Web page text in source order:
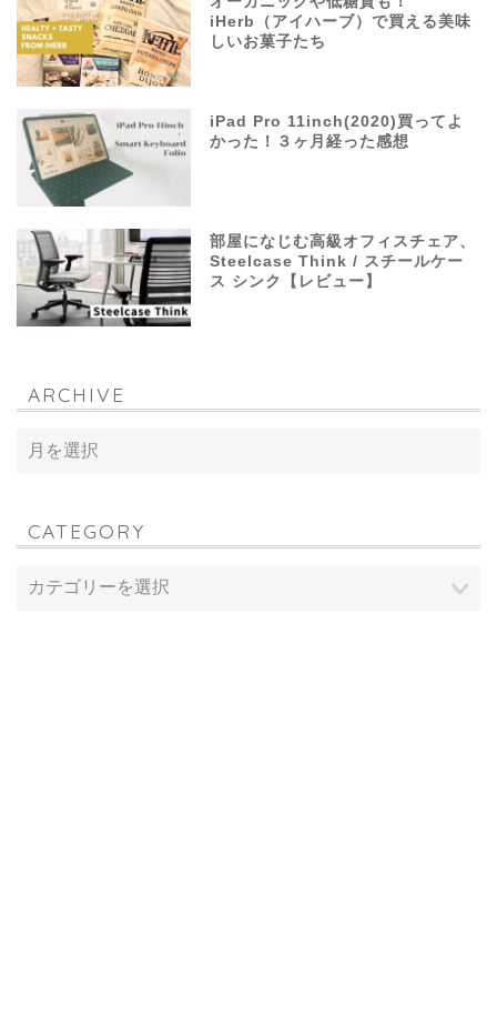
iHerb（アイハーブ）で買える美味
しいお菓子たち
iPad Pro 11inch(2020)買ってよ
かった！３ヶ月経った感想
部屋になじむ高級オフィスチェア、
Steelcase Think / スチールケー
ス シンク【レビュー】
ARCHIVE
CATEGORY